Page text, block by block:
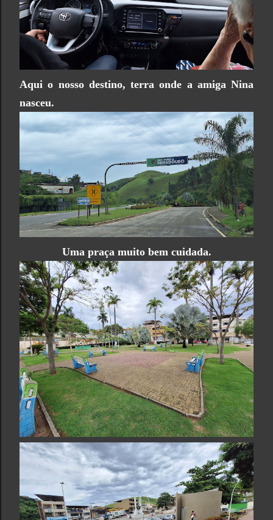
Aqui o nosso destino, terra onde a amiga Nina
nasceu.
Uma praça muito bem cuidada.